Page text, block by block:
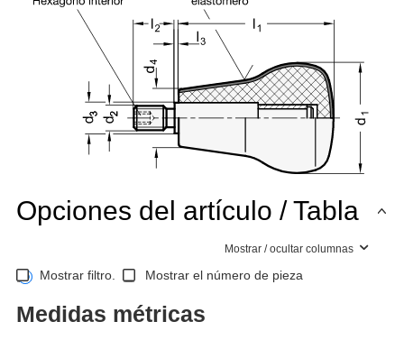
Opciones del artículo / Tabla
Mostrar / ocultar columnas
Mostrar filtro. Mostrar el número de pieza
Medidas métricas